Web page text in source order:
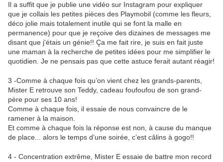
Il a suffit que je publie une vidéo sur Instagram pour expliquer
que je collais les petites pièces des Playmobil (comme les fleurs,
déco jolie mais totalement inutile qui se font la malle en
permanence) pour que je reçoive des dizaines de messages me
disant que j'étais un génie!! Ça me fait rire, je suis en fait juste
une maman à la recherche de petites idées pour me simplifier le
quotidien. Je ne pensais pas que cette astuce ferait autant réagir!
3 -Comme à chaque fois qu’on vient chez les grands-parents,
Mister E retrouve son Teddy, cadeau foufoufou de son grand-
père pour ses 10 ans!
Comme à chaque fois, il essaie de nous convaincre de le
ramener à la maison.
Et comme à chaque fois la réponse est non, à cause du manque
de place... alors le temps d’une soirée, c’est câlins à gogo!!
4 - Concentration extrême, Mister E essaie de battre mon record